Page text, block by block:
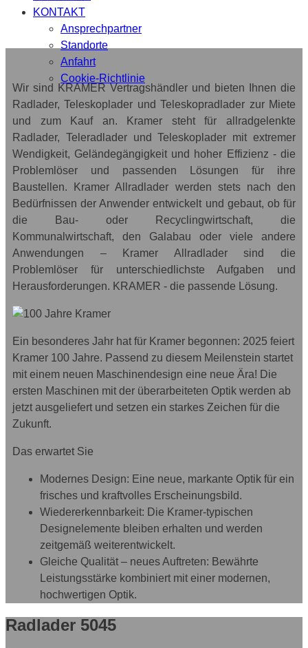
KONTAKT
Ansprechpartner
Standorte
Anfahrt
Cookie-Richtlinie
Wir sind KRAMER Vertragshändler und bieten Ihnen die
Radlader, Teleskoplader und Teleskopradlader zur Miete
und zum Kauf an. Kramer steht für allradgelenkte
Radlader, Teleradlader und Teleskoplader mit extremer
Wendigkeit, Geländegängigkeit und hoher Effizienz - die
Problemlöser und passenden Lösungen für ihre
Baustellen. Kramer Allradlader werden stets nach den
Bedürfnissen der Anwender entwickelt und gebaut, ob für
die Bau- oder Recyclingwirtschaft, die
Kommunalwirtschaft, den Galabau oder viele andere
Anwendungen – Kramer Allradlader sind die
Problemlöser für unterschiedlichste Aufgaben und
Herausforderungen. KRAMER - die passende Lösung.
Ein besonderes Jahr hat für Kramer begonnen: 2025 feiert
Kramer 100 Jahre. Passend zu diesem Meilenstein startet
mit einem neuen Maschinendesign eine neue Ära! Die
ersten Maschinen mit der überarbeiteten Optik werden ab
jetzt ausgeliefert und setzen ein starkes Zeichen für die
Zukunft.
Das erwartet Sie
Modernes Design: Eine neue, markante Optik für ein
frisches und kraftvolles Erscheinungsbild.
Wiedererkennbarkeit: Die Kramer-typischen
Designelemente bleiben erhalten und werden
zeitgemäß weiterentwickelt.
Gleiche Qualität – neues Auftreten: Bewährte
Leistungsstärke kombiniert mit einer modernen,
hochwertigen Optik.
Radlader 5045